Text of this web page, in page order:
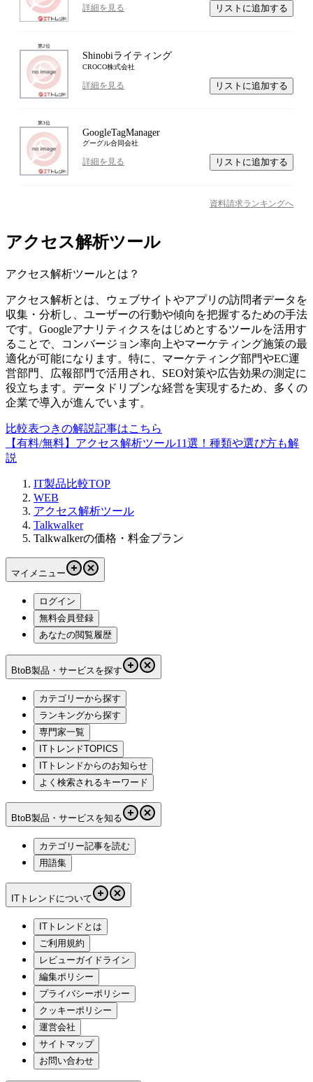
詳細を見る リストに追加する
第2位
Shinobiライティング
CROCO株式会社
詳細を見る リストに追加する
第3位
GoogleTagManager
グーグル合同会社
詳細を見る リストに追加する
資料請求ランキングへ
アクセス解析ツール
アクセス解析ツールとは？
アクセス解析とは、ウェブサイトやアプリの訪問者データを
収集・分析し、ユーザーの行動や傾向を把握するための手法
です。Googleアナリティクスをはじめとするツールを活用す
ることで、コンバージョン率向上やマーケティング施策の最
適化が可能になります。特に、マーケティング部門やEC運
営部門、広報部門で活用され、SEO対策や広告効果の測定に
役立ちます。データドリブンな経営を実現するため、多くの
企業で導入が進んでいます。
比較表つきの解説記事はこちら
【有料/無料】アクセス解析ツール11選！種類や選び方も解
説
IT製品比較TOP
WEB
アクセス解析ツール
Talkwalker
Talkwalkerの価格・料金プラン
マイメニュー
ログイン
無料会員登録
あなたの閲覧履歴
BtoB製品・サービスを探す
カテゴリーから探す
ランキングから探す
専門家一覧
ITトレンドTOPICS
ITトレンドからのお知らせ
よく検索されるキーワード
BtoB製品・サービスを知る
カテゴリー記事を読む
用語集
ITトレンドについて
ITトレンドとは
ご利用規約
レビューガイドライン
編集ポリシー
プライバシーポリシー
クッキーポリシー
運営会社
サイトマップ
お問い合わせ